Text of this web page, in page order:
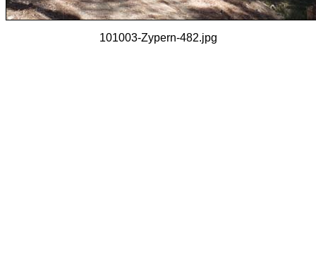
101003-Zypern-482.jpg